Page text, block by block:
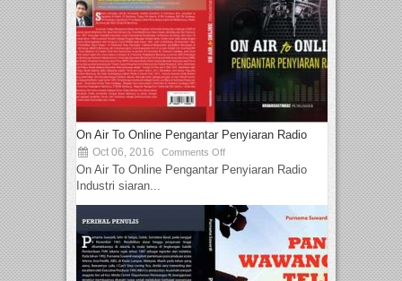
On Air To Online Pengantar Penyiaran Radio
Oct 06, 2016 Comments Off
On Air To Online Pengantar Penyiaran Radio
Industri siaran...